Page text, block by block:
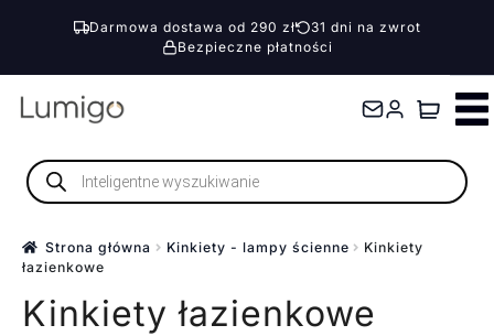
Darmowa dostawa od 290 zł
31 dni na zwrot
Bezpieczne płatności
Przejdź
nawigacji
Przejdź
treściWyszukiwarka
produktów
Strona główna Kinkiety - lampy ścienne
Kinkiety
łazienkowe
Kinkiety łazienkowe